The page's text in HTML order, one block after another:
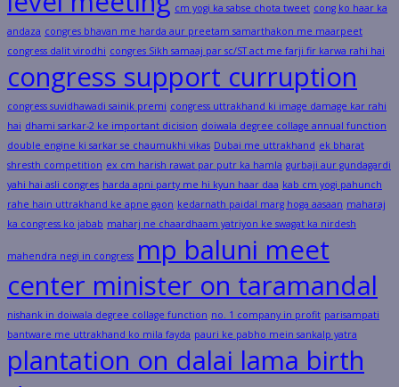
cm yogi ka sabse chota tweet cong ko haar ka
andaza congres bhavan me harda aur preetam samarthakon me maarpeet
congress dalit virodhi congres Sikh samaaj par sc/ST act me farji fir karwa rahi hai
congress support curruption
congress suvidhawadi sainik premi congress uttrakhand ki image damage kar rahi
hai dhami sarkar-2 ke important dicision doiwala degree collage annual function
double engine ki sarkar se chaumukhi vikas Dubai me uttrakhand ek bharat
shresth competition ex cm harish rawat par putr ka hamla gurbaji aur gundagardi
yahi hai asli congres harda apni party me hi kyun haar daa kab cm yogi pahunch
rahe hain uttrakhand ke apne gaon kedarnath paidal marg hoga aasaan maharaj
ka congress ko jabab maharj ne chaardhaam yatriyon ke swagat ka nirdesh
mahendra negi in congress mp baluni meet
center minister on taramandal
nishank in doiwala degree collage function no. 1 company in profit parisampati
bantware me uttrakhand ko mila fayda pauri ke pabho mein sankalp yatra
plantation on dalai lama birth